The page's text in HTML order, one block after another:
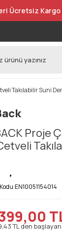
Ücretsiz Kargo
Takılabilir Suni
Proje
EN10051154014
TL den